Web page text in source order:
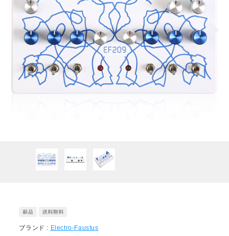
ブランド : Electro-Faustus